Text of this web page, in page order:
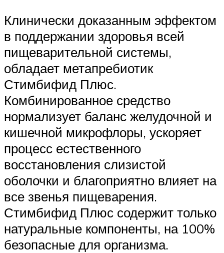
Клинически доказанным эффектом
в поддержании здоровья всей
пищеварительной системы,
обладает метапребиотик
Стимбифид Плюс.
Комбинированное средство
нормализует баланс желудочной и
кишечной микрофлоры, ускоряет
процесс естественного
восстановления слизистой
оболочки и благоприятно влияет на
все звенья пищеварения.
Стимбифид Плюс содержит только
натуральные компоненты, на 100%
безопасные для организма.